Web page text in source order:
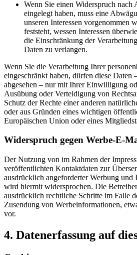
Wenn Sie einen Widerspruch
eingelegt haben, muss eine
unseren Interessen vorgenommen
feststeht, wessen Interessen
die Einschränkung der
Daten zu verlangen.
Wenn Sie die Verarbeitung Ihrer
eingeschränkt haben, dürfen diese Daten
abgesehen – nur mit Ihrer Einwilligung
Ausübung oder Verteidigung von
Schutz der Rechte einer anderen
oder aus Gründen eines wichtigen
Europäischen Union oder eines
Widerspruch gegen Werbe-E-
Der Nutzung von im Rahmen der
veröffentlichten Kontaktdaten zur
ausdrücklich angeforderter Werbung und
wird hiermit widersprochen. Die
ausdrücklich rechtliche Schritte im Falle
Zusendung von Werbeinformationen,
vor.
4. Datenerfassung auf